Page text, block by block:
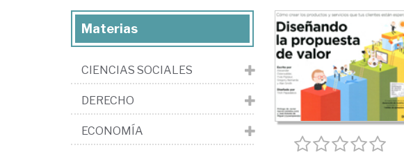
Materias
CIENCIAS SOCIALES
DERECHO
ECONOMÍA